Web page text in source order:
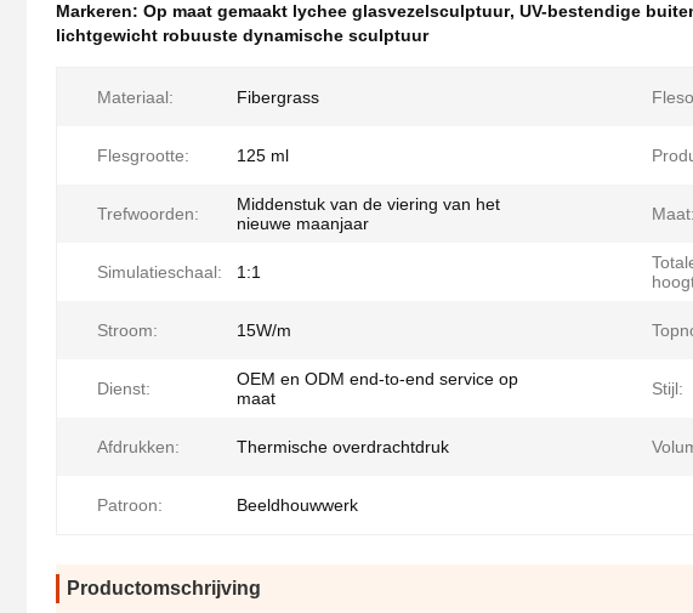
Markeren: Op maat gemaakt lychee glasvezelsculptuur, UV-bestendige
lichtgewicht robuuste dynamische sculptuur
Materiaal: Fibergrass
Flesgrootte: 125 ml
Trefwoorden:
Middenstuk van de viering van het
nieuwe maanjaar
Maat:
Simulatieschaal: 1:1
Stroom: 15W/m
Dienst:
OEM en ODM end-to-end service op
maat
Stijl:
Afdrukken: Thermische overdrachtdruk
Patroon: Beeldhouwwerk
Productomschrijving